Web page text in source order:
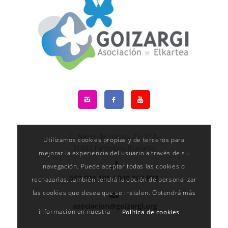
C. Navas de Tolosa, 25, 1º A,
660 034 101 / 948 363 883
Utilizamos cookies propias y de terceros para
mejorar la experiencia del usuario a través de su
navegación. Puede aceptar todas las cookies o
rechazarlas, también tendrá la opción de personalizar
las cookies que desea que se instalen. Obtendrá más
información en nuestra Política de cookies